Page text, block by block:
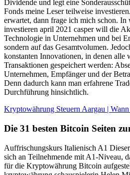
Dividende und legt eine
Fonds meine Leser teilweise
erwartet, dann frage ich mich schon.
investieren april 2021 casper will die
Technologie in Unternehmen und bei
sondern auf das Gesamtvolumen.
konstanten Innovationen, in denen alle
Transaktionen gespeichert werden:
Unternehmen, Empfänger und der
Denn dadurch kann man erfahrene
Durchführung hinsichtlich.
Kryptowährung Steuern Aargau |
Die 31 besten Bitcoin Seiten
Auffrischungskurs Italienisch A1
sich an Teilnehmende mit A1-Niveau,
für die Kryptowährung Bitcoin